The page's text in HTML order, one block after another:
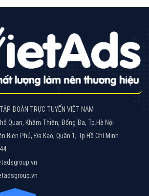
ĐOÀN TRỰC TUYẾN VIỆT NAM
Quan, Khâm Thiên, Đống Đa, Tp.Hà Nội
Biên Phủ, Đa Kao, Quận 1, Tp.Hồ Chí Minh